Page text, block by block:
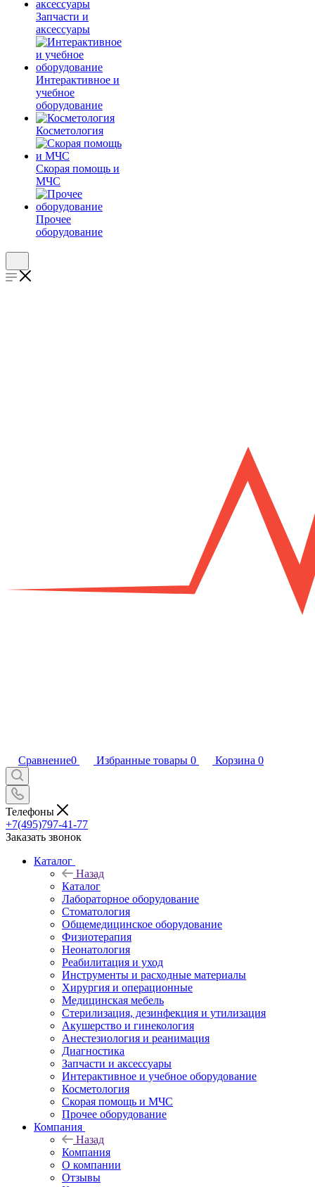
Запчасти и
аксессуары
Интерактивное и
учебное
оборудование
Косметология
Скорая помощь и
МЧС
Прочее
оборудование
Сравнение0 Избранные товары 0 Корзина 0
Телефоны
+7(495)797-41-77
Заказать звонок
Каталог
Назад
Каталог
Лабораторное оборудование
Стоматология
Общемедицинское оборудование
Физиотерапия
Неонатология
Реабилитация и уход
Инструменты и расходные материалы
Хирургия и операционные
Медицинская мебель
Стерилизация, дезинфекция и утилизация
Акушерство и гинекология
Анестезиология и реанимация
Диагностика
Запчасти и аксессуары
Интерактивное и учебное оборудование
Косметология
Скорая помощь и МЧС
Прочее оборудование
Компания
Назад
Компания
О компании
Отзывы